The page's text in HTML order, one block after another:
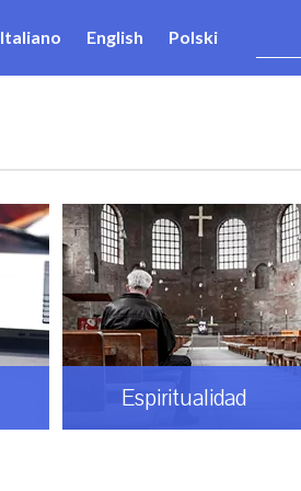
Italiano English Polski
Espiritualidad